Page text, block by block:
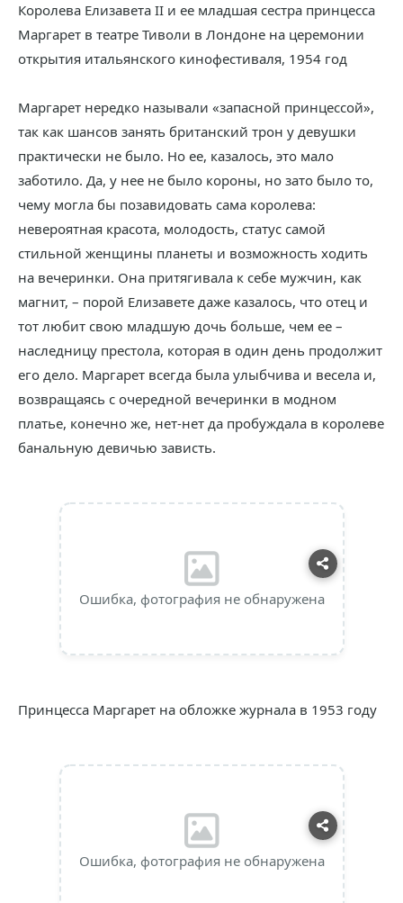
Королева Елизавета II и ее младшая сестра принцесса
Маргарет в театре Тиволи в Лондоне на церемонии
открытия итальянского кинофестиваля, 1954 год
Маргарет нередко называли «запасной принцессой»,
так как шансов занять британский трон у девушки
практически не было. Но ее, казалось, это мало
заботило. Да, у нее не было короны, но зато было то,
чему могла бы позавидовать сама королева:
невероятная красота, молодость, статус самой
стильной женщины планеты и возможность ходить
на вечеринки. Она притягивала к себе мужчин, как
магнит, – порой Елизавете даже казалось, что отец и
тот любит свою младшую дочь больше, чем ее –
наследницу престола, которая в один день продолжит
его дело. Маргарет всегда была улыбчива и весела и,
возвращаясь с очередной вечеринки в модном
платье, конечно же, нет-нет да пробуждала в королеве
банальную девичью зависть.
Ошибка, фотография не обнаружена
Принцесса Маргарет на обложке журнала в 1953 году
Ошибка, фотография не обнаружена